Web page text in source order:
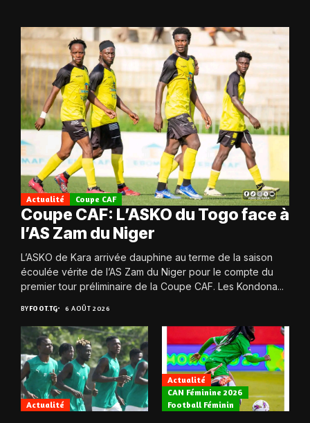
Actualité Coupe CAF
Coupe CAF: L’ASKO du Togo face à
l’AS Zam du Niger
L’ASKO de Kara arrivée dauphine au terme de la saison
écoulée vérite de l’AS Zam du Niger pour le compte du
premier tour préliminaire de la Coupe CAF. Les Kondona...
BYFOOT.TG 6 AOÛT 2026
Actualité
Actualité
CAN Féminine 2026
Football Féminin